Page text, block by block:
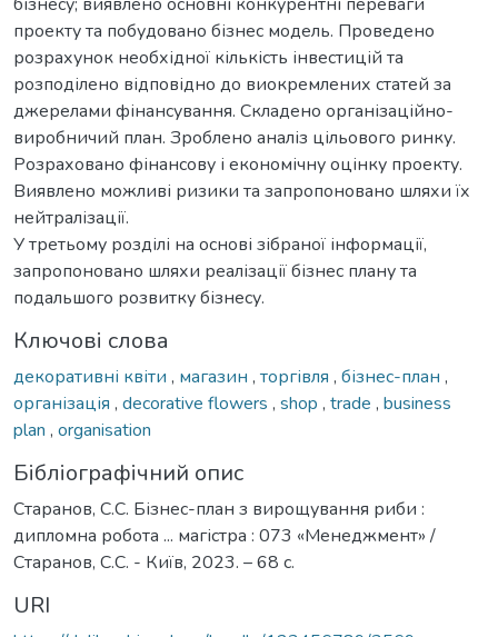
проекту та побудовано бізнес модель. Проведено
розрахунок необхідної кількість інвестицій та
розподілено відповідно до виокремлених статей за
джерелами фінансування. Складено організаційно-
виробничий план. Зроблено аналіз цільового ринку.
Розраховано фінансову і економічну оцінку проекту.
Виявлено можливі ризики та запропоновано шляхи їх
нейтралізації.
У третьому розділі на основі зібраної інформації,
запропоновано шляхи реалізації бізнес плану та
подальшого розвитку бізнесу.
Ключові слова
декоративні квіти , магазин , торгівля , бізнес-план ,
організація , decorative flowers , shop , trade , business
plan , organisation
Бібліографічний опис
Старанов, С.С. Бізнес-план з вирощування риби :
дипломна робота ... магістра : 073 «Менеджмент» /
Старанов, С.С. - Київ, 2023. – 68 с.
URI